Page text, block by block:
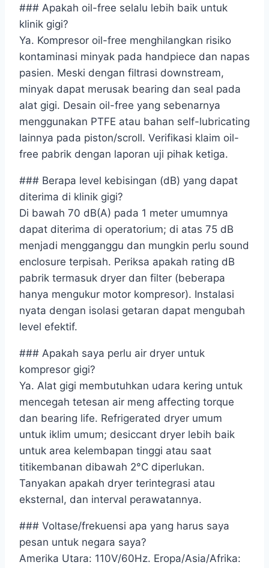
### Apakah oil-free selalu lebih baik untuk
klinik gigi?
Ya. Kompresor oil-free menghilangkan risiko
kontaminasi minyak pada handpiece dan napas
pasien. Meski dengan filtrasi downstream,
minyak dapat merusak bearing dan seal pada
alat gigi. Desain oil-free yang sebenarnya
menggunakan PTFE atau bahan self-lubricating
lainnya pada piston/scroll. Verifikasi klaim oil-
free pabrik dengan laporan uji pihak ketiga.
### Berapa level kebisingan (dB) yang dapat
diterima di klinik gigi?
Di bawah 70 dB(A) pada 1 meter umumnya
dapat diterima di operatorium; di atas 75 dB
menjadi mengganggu dan mungkin perlu sound
enclosure terpisah. Periksa apakah rating dB
pabrik termasuk dryer dan filter (beberapa
hanya mengukur motor kompresor). Instalasi
nyata dengan isolasi getaran dapat mengubah
level efektif.
### Apakah saya perlu air dryer untuk
kompresor gigi?
Ya. Alat gigi membutuhkan udara kering untuk
mencegah tetesan air meng affecting torque
dan bearing life. Refrigerated dryer umum
untuk iklim umum; desiccant dryer lebih baik
untuk area kelembapan tinggi atau saat
titikembanan dibawah 2°C diperlukan.
Tanyakan apakah dryer terintegrasi atau
eksternal, dan interval perawatannya.
### Voltase/frekuensi apa yang harus saya
pesan untuk negara saya?
Amerika Utara: 110V/60Hz. Eropa/Asia/Afrika: